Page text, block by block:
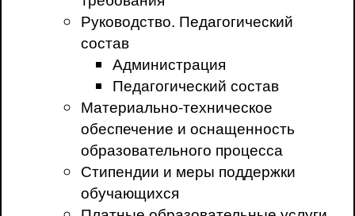
Руководство. Педагогический
состав
Администрация
Педагогический состав
Материально-техническое
обеспечение и оснащенность
образовательного процесса
Стипендии и меры поддержки
обучающихся